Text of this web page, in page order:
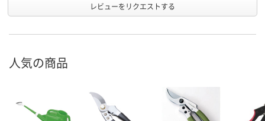
レビューをリクエストする
人気の商品